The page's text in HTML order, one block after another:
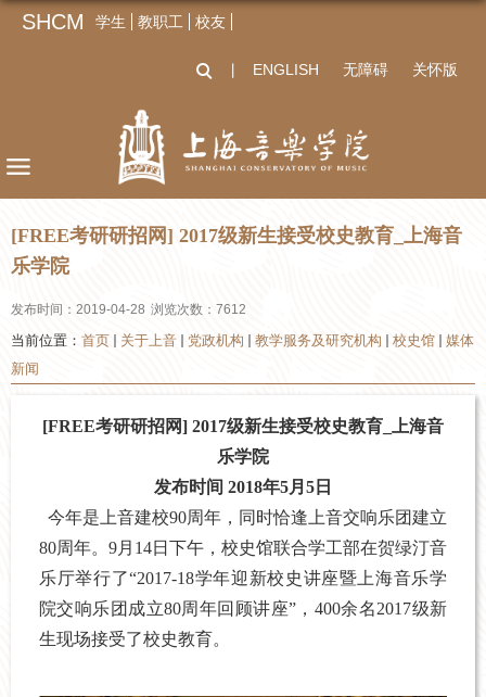
SHCM 学生 教职工 校友
ENGLISH 无障碍 关怀版
[FREE考研研招网] 2017级新生接受校史教育_上海音
乐学院
发布时间：2019-04-28 浏览次数： 7612
当前位置： 首页 关于上音 党政机构 教学服务及研究机构 校史馆
媒体
新闻
[FREE考研研招网] 2017级新生接受校史教育_上海音
乐学院
发布时间 2018年5月5日
今年是上音建校90周年，同时恰逢上音交响乐团建立
80周年。9月14日下午，校史馆联合学工部在贺绿汀音
乐厅举行了“2017-18学年迎新校史讲座暨上海音乐学
院交响乐团成立80周年回顾讲座”，400余名2017级新
生现场接受了校史教育。